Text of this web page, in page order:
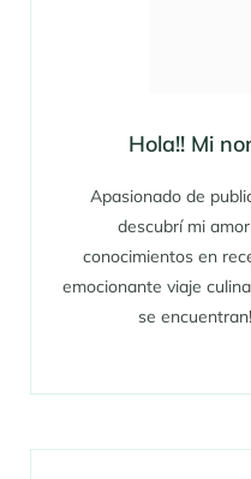
Hola!! Mi
Apasionado de
descubrí mi
conocimientos en
emocionante viaje
se encuentran!